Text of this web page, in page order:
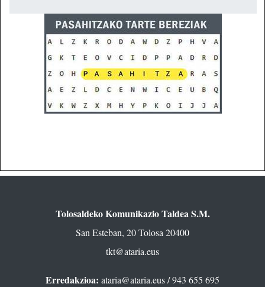
Tolosaldeko Komunikazio Taldea S.M.
San Esteban, 20 Tolosa 20400
tkt@ataria.eus
Erredakzioa: ataria@ataria.eus/ 943 655 695